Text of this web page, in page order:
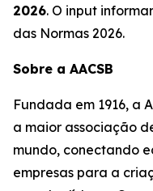
2026. O input
das Normas 2026.
Sobre a AACSB
Fundada em 1916, a
a maior associação
mundo, conectando
empresas para a